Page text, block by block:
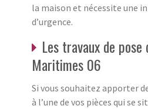
la maison et nécessite une
d’urgence.
Les travaux de
Maritimes 06
Si vous souhaitez apporter
à l’une de vos pièces qui se